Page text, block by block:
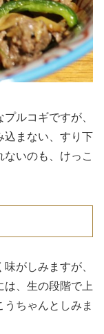
ルコギですが、
込まない、すり下
いのも、けっこ
がしみますが、
は、生の段階で上
ちゃんとしみま